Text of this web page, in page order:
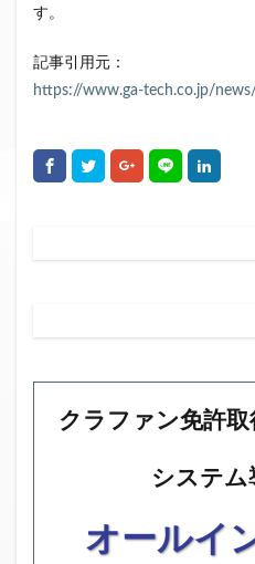
す。
記事引用元：
https://www.ga-tech.co.jp/
クラファン免許
システム
オールイ
不動産特定共同事業法
グローシップ・パートナーズ
特例事業 CrowdShip
キャンペーン
投資型クラウドファンディング
運用実績 イベント出展